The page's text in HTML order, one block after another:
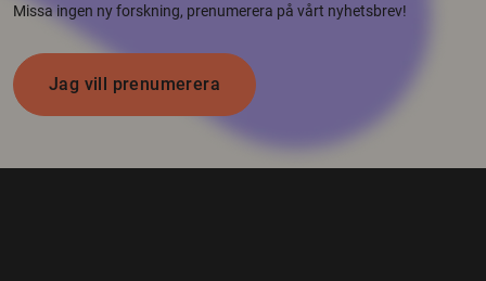
Missa ingen ny forskning, prenumerera på vårt nyhetsbrev!
Jag vill prenumerera